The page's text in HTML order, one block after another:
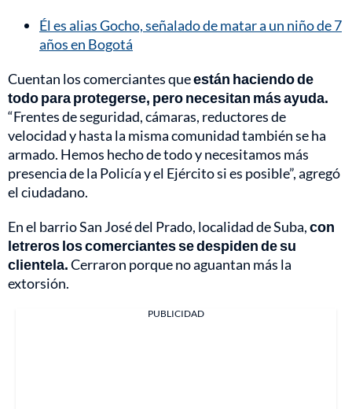
Él es alias Gocho, señalado de matar a un niño de 7
años en Bogotá
Cuentan los comerciantes queestán haciendo de
todo para protegerse, pero necesitan más ayuda.
“Frentes de seguridad, cámaras, reductores de
velocidad y hasta la misma comunidad también se ha
armado. Hemos hecho de todo y necesitamos más
presencia de la Policía y el Ejército si es posible”, agregó
el ciudadano.
En el barrio San José del Prado, localidad de Suba,con
letreros los comerciantes se despiden de su
clientela.Cerraron porque no aguantan más la
extorsión.
PUBLICIDAD